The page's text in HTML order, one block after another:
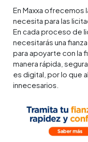
En Maxxa ofrecemos
necesita para las
En cada proceso de
necesitarás una
para apoyarte con la
manera rápida,
es digital, por lo que
innecesarios.